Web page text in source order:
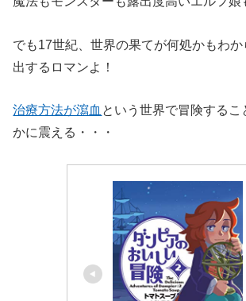
でも17世紀、世界の果てが何処かもわ
出するロマンよ！
治療方法が瀉血 という世界で冒険する
かに震える・・・